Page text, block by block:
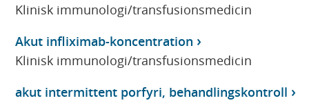
Klinisk immunologi/transfusionsmedicin
Akut infliximab-koncentration
Klinisk immunologi/transfusionsmedicin
akut intermittent porfyri, behandlingskontroll